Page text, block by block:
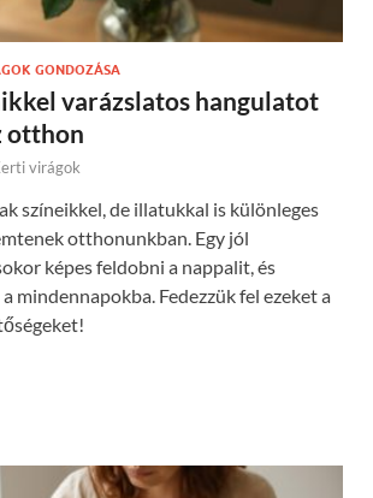
GONDOZÁSA
varázslatos hangulatot
otthon
virágok
színeikkel, de illatukkal is különleges
otthonunkban. Egy jól
képes feldobni a nappalit, és
mindennapokba. Fedezzük fel ezeket a